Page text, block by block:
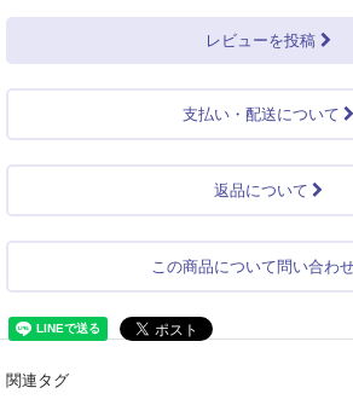
レビューを投稿
支払い・配送について
返品について
この商品について問い合わ
関連タグ